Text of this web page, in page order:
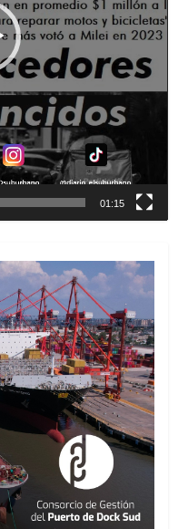
01:15